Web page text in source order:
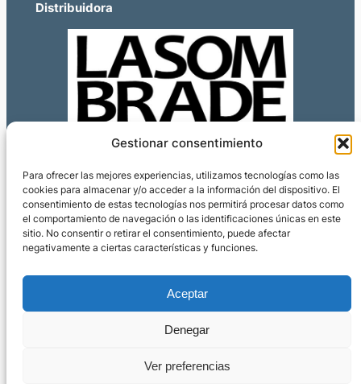
Gestionar consentimiento
Para ofrecer las mejores experiencias, utilizamos tecnologías como las
cookies para almacenar y/o acceder a la información del dispositivo. El
consentimiento de estas tecnologías nos permitirá procesar datos como
el comportamiento de navegación o las identificaciones únicas en este
sitio. No consentir o retirar el consentimiento, puede afectar
negativamente a ciertas características y funciones.
Aceptar
Denegar
Ver preferencias
Distribuidora
Privacidad
Aviso legal
Política de privacidad